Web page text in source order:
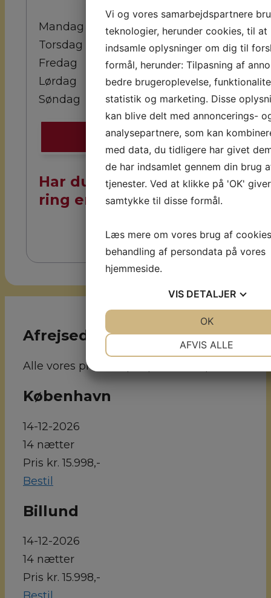
Mandag -
Torsdag
Fredag
Lørdag
Søndag
9:00 - 16:00
9:00 - 15:00
Efter aftale
Efter aftale
70 22 67 10
Har du spørgsmål så
ring endelig til os!
Afrejsedatoer
Alle vores priser er per person v. 1 person
København
14-12-2026
14 nætter
Pris kr. 15.998,-
Bestil
Billund
14-12-2026
14 nætter
Pris kr. 15.998,-
Vi og vores samarbejdspartnere
teknologier, herunder cookies, til at
indsamle oplysninger om dig til
formål, herunder: Tilpasning af
bedre brugeroplevelse,
statistik og marketing. Disse
kan blive delt med annoncerings-
analysepartnere, som kan
med data, du tidligere har givet
de har indsamlet gennem din brug
tjenester. Ved at klikke på 'OK'
samtykke til disse formål.
Læs mere om vores brug af
behandling af persondata på vores
hjemmeside.
VIS DETALJER
AFVIS ALLE
OK